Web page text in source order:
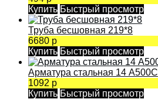
Купить Быстрый просмотр
Труба бесшовная 219*8
6680 р
Купить Быстрый просмотр
Арматура стальная 14 А500С
1092 р
Купить Быстрый просмотр